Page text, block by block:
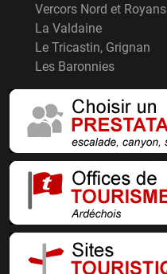
Vercors Nord et Royans
La Valdaine
Le Tricastin, Grignan
Les Baronnies